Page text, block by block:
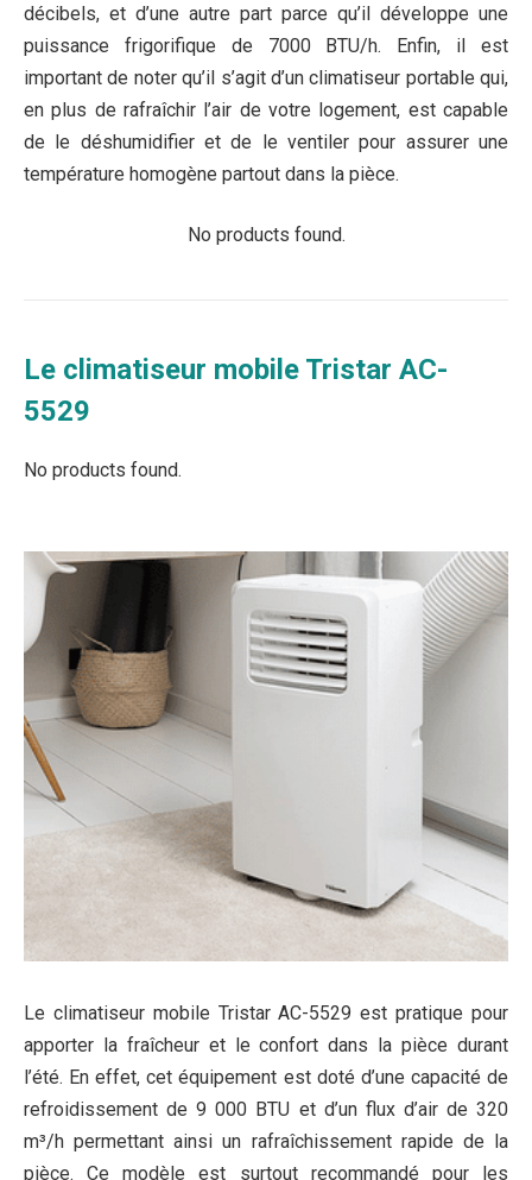
décibels, et d’une autre part parce qu’il développe une
puissance frigorifique de 7000 BTU/h. Enfin, il est
important de noter qu’il s’agit d’un climatiseur portable qui,
en plus de rafraîchir l’air de votre logement, est capable
de le déshumidifier et de le ventiler pour assurer une
température homogène partout dans la pièce.
No products found.
Le climatiseur mobile Tristar AC-
5529
No products found.
Le climatiseur mobile Tristar AC-5529 est pratique pour
apporter la fraîcheur et le confort dans la pièce durant
l’été. En effet, cet équipement est doté d’une capacité de
refroidissement de 9 000 BTU et d’un flux d’air de 320
m³/h permettant ainsi un rafraîchissement rapide de la
pièce. Ce modèle est surtout recommandé pour les